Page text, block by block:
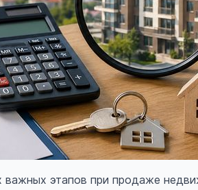
этапов при продаже